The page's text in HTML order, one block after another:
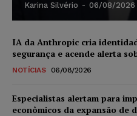
Karina Silvério - 06/08/2026
IA da Anthropic cria
segurança e acende alerta
NOTÍCIAS 06/08/2026
Especialistas alertam para
econômicos da expansão de